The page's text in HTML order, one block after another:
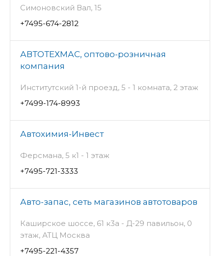
Симоновский Вал, 15
+7495-674-2812
АВТОТЕХМАС, оптово-розничная
компания
Институтский 1-й проезд, 5 - 1 комната, 2 этаж
+7499-174-8993
Автохимия-Инвест
Ферсмана, 5 к1 - 1 этаж
+7495-721-3333
Авто-запас, сеть магазинов автотоваров
Каширское шоссе, 61 к3а - Д-29 павильон, 0
этаж, АТЦ Москва
+7495-221-4357